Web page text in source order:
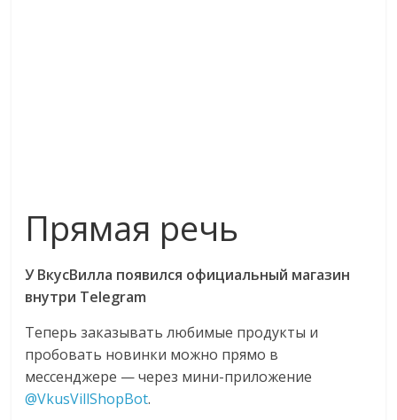
Прямая речь
У ВкусВилла появился официальный магазин
внутри Telegram
Теперь заказывать любимые продукты и
пробовать новинки можно прямо в
мессенджере — через мини-приложение
@VkusVillShopBot.